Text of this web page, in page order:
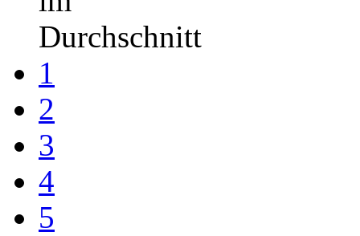
Durchschnitt
1
2
3
4
5